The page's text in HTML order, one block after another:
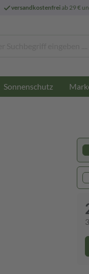
versandkostenfreiab 29 €
Sonnenschutz